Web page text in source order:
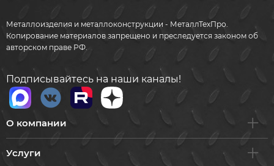
Металлоизделия и металлоконструкции - МеталлТехПро.
Копирование материалов запрещено и преследуется законом об
авторском праве РФ.
Подписывайтесь на наши каналы!
О компании
Услуги